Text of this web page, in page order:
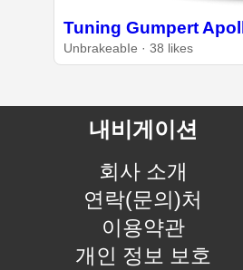
Tuning Gumpert
UnbrakeabIe · 38 likes
내비게이션
회사 소개
연락(문의)처
이용약관
개인 정보 보호